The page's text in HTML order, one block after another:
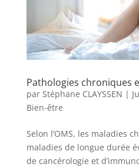
Pathologies chroniques
par Stéphane CLAYSSEN |
Bien-être
Selon l’OMS, les maladies
maladies de longue durée
de cancérologie et